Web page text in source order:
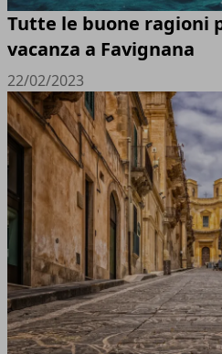
Tutte le buone ragioni
vacanza a Favignana
22/02/2023